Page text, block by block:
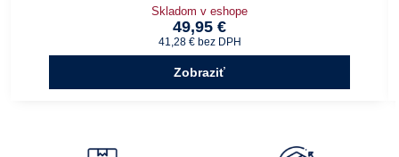
Skladom v eshope
49,95 €
41,28 € bez DPH
Zobraziť